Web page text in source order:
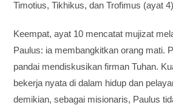
Timotius, Tikhikus, dan Trofimus (ayat
Keempat, ayat 10 mencatat mujizat
Paulus: ia membangkitkan orang mati.
pandai mendiskusikan firman Tuhan.
bekerja nyata di dalam hidup dan
demikian, sebagai misionaris, Paulus